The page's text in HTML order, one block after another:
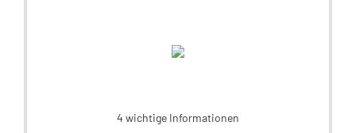
4 wichtige Informationen